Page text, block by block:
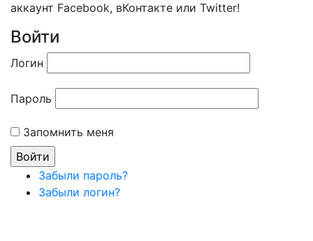
аккаунт Facebook, вКонтакте или Twitter!
Войти
Логин
Пароль
Запомнить меня
Забыли пароль?
Забыли логин?